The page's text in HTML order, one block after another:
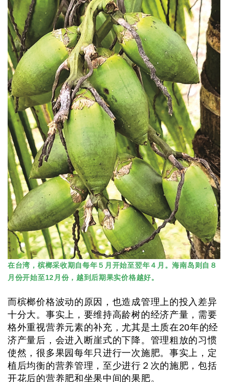
在台湾，槟榔采收期自每年５月开始至翌年４月。海南岛则自８
月份开始至12月份，越到后期果实价格越好。
而槟榔价格波动的原因，也造成管理上的投入差异
十分大。事实上，要维持高龄树的经济产量，需要
格外重视营养元素的补充，尤其是土质在20年的经
济产量后，会进入断崖式的下降。管理粗放的习惯
使然，很多果园每年只进行一次施肥。事实上，定
植后均衡的营养管理，至少进行２次的施肥，包括
开花后的营养肥和坐果中间的果肥。